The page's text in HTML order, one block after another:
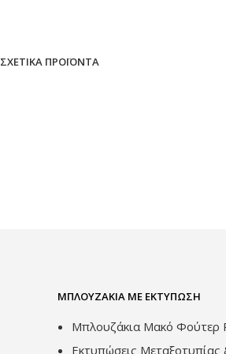
ΣΧΕΤΙΚΆ ΠΡΟΪΌΝΤΑ
ΜΠΛΟΥΖΆΚΙΑ ΜΕ ΕΚΤΎΠΩΣΗ
Μπλουζάκια Μακό Φούτερ
Εκτυπώσεις Μεταξοτυπίας